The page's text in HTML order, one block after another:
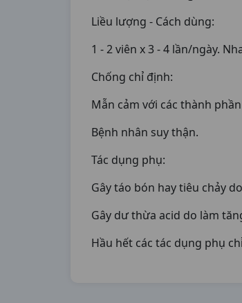
Liều lượng - Cách dùng:
1 - 2 viên x 3 - 4 lần/ngày.
Chống chỉ định:
Mẫn cảm với các thành
Bệnh nhân suy thận.
Tác dụng phụ:
Gây táo bón hay tiêu chảy
Gây dư thừa acid do làm
Hầu hết các tác dụng phụ